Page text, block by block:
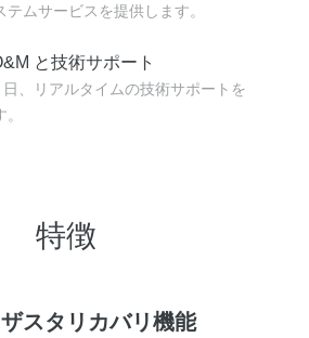
テムサービスを提供します。
と技術サポート
、リアルタイムの技術サポートを
特徴
スタリカバリ機能